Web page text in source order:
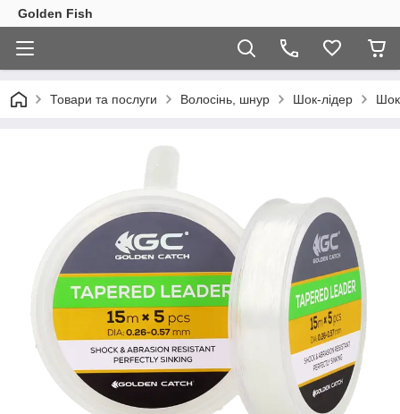
Golden Fish
Товари та послуги Волосінь, шнур Шок-лідер